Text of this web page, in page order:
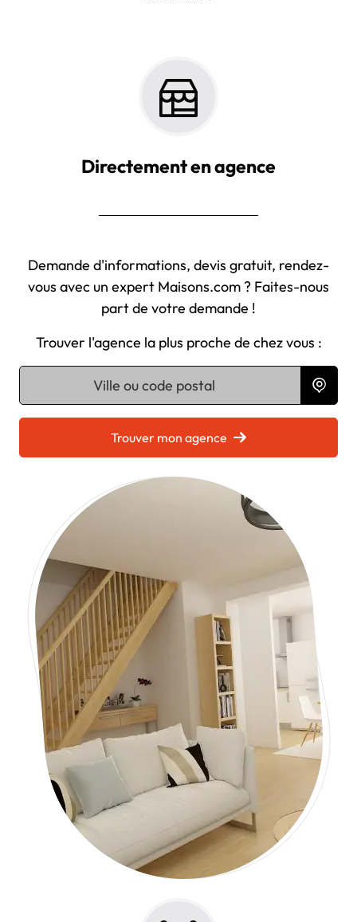
Directement en agence
Demande d'informations, devis gratuit, rendez-
vous avec un expert Maisons.com ? Faites-nous
part de votre demande !
Trouver l'agence la plus proche de chez vous :
Chargement...
Trouver mon agence